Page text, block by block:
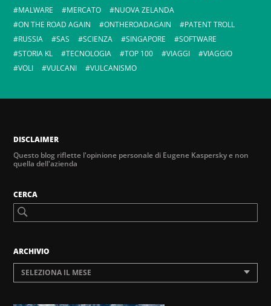
MALWARE
MERCATO
NUOVA ZELANDA
ON THE ROAD AGAIN
ONTHEROADAGAIN
PATENT TROLL
RUSSIA
SAS SCIENZA SINGAPORE
SOFTWARE
STORIA KL
TECNOLOGIA TOP 100 VIAGGI
VIAGGIO
VOLI
VULCANI VULCANISMO
DISCLAIMER
Questo blog riflette l'opinione personale di Eugene Kaspersky e non
quella dell'azienda
CERCA
ARCHIVIO
SELEZIONA IL MESE